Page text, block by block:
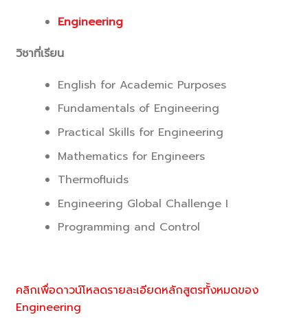
Engineering
วิชาที่เรียน
English for Academic Purposes
Fundamentals of Engineering
Practical Skills for Engineering
Mathematics for Engineers
Thermofluids
Engineering Global Challenge I
Programming and Control
คลิกเพื่อดาวน์โหลดรายละเอียดหลักสูตรทั้งหมดของ
Engineering